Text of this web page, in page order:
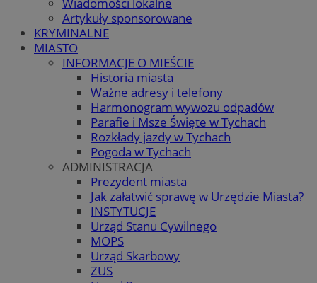
Artykuły sponsorowane
KRYMINALNE
MIASTO
INFORMACJE O MIEŚCIE
Historia miasta
Ważne adresy i telefony
Harmonogram wywozu odpadów
Parafie i Msze Święte w Tychach
Rozkłady jazdy w Tychach
Pogoda w Tychach
ADMINISTRACJA
Prezydent miasta
Jak załatwić sprawę w Urzędzie Miasta?
INSTYTUCJE
Urząd Stanu Cywilnego
MOPS
Urząd Skarbowy
ZUS